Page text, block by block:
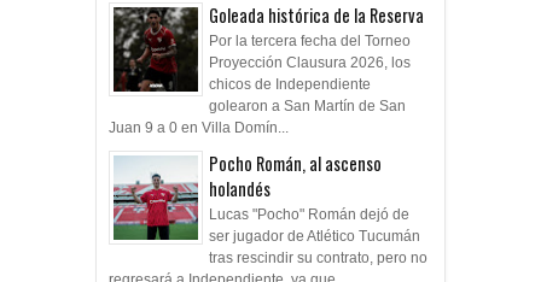
Goleada histórica de la Reserva
Por la tercera fecha del Torneo
Proyección Clausura 2026, los
chicos de Independiente
golearon a San Martín de San
Juan 9 a 0 en Villa Domín...
Pocho Román, al ascenso
holandés
Lucas "Pocho" Román dejó de
ser jugador de Atlético Tucumán
tras rescindir su contrato, pero no